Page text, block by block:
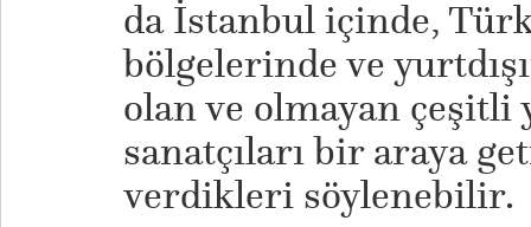
da İstanbul içinde,
bölgelerinde ve
olan ve olmayan çeşitli
sanatçıları bir araya
verdikleri